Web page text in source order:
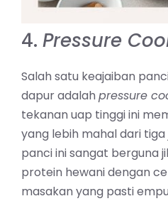
4. Pressure
Salah satu keajaiban
dapuradalah pressure
tekanan uap tinggi ini
yang lebih mahal dari tiga
panci ini sangat berguna
protein hewani dengan
masakan yang pasti